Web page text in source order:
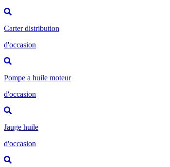
Carter distribution
d'occasion
Pompe a huile moteur
d'occasion
Jauge huile
d'occasion